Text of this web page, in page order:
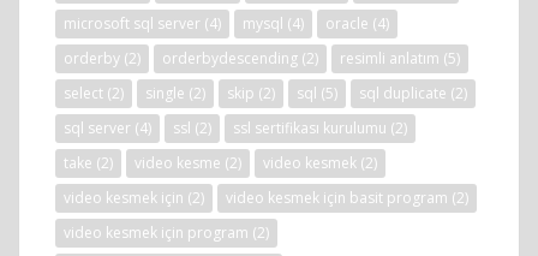
microsoft sql server (4) mysql (4) oracle (4)
orderby (2) orderbydescending (2) resimli anlatım (5)
select (2) single (2) skip (2) sql (5) sql duplicate (2)
sql server (4) ssl (2) ssl sertifikası kurulumu (2)
take (2) video kesme (2) video kesmek (2)
video kesmek için (2) video kesmek için basit program (2)
video kesmek için program (2)